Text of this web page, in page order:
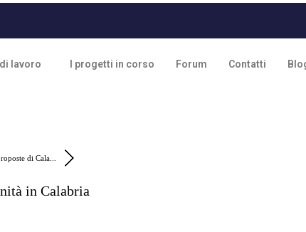
lavoro I progetti in corso Forum Contatti
di Cala...
in Calabria